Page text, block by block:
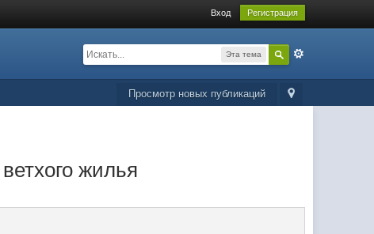
Вход Регистрация
Эта тема
Просмотр новых публикаций
жилья